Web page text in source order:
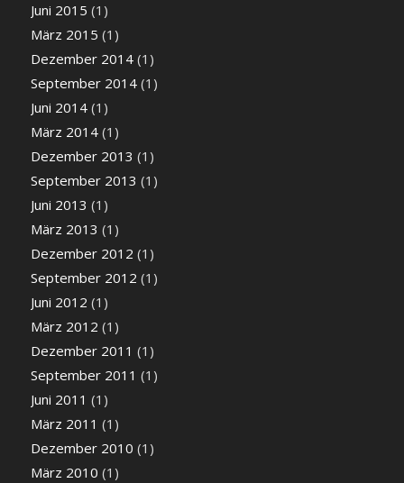
Juni 2015 (1)
März 2015 (1)
Dezember 2014(1)
September 2014(1)
Juni 2014(1)
März 2014(1)
Dezember 2013 (1)
September 2013 (1)
Juni 2013 (1)
März 2013 (1)
Dezember 2012 (1)
September 2012 (1)
Juni 2012 (1)
März 2012 (1)
Dezember 2011 (1)
September 2011 (1)
Juni 2011 (1)
März 2011 (1)
Dezember 2010 (1)
März 2010 (1)